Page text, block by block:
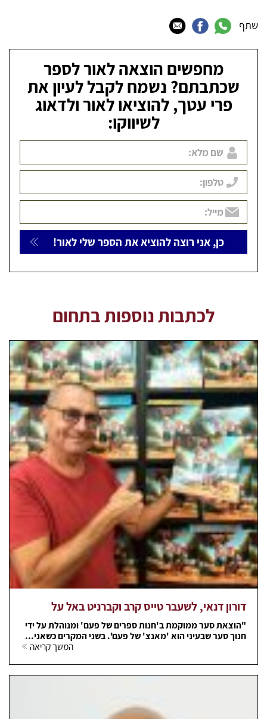
שתף
מחפשים הוצאה לאור לספר
שכתבתם? נשמח לקבל לעיון את
פרי עטך, להוציאו לאור ולדאוג
לשיווקו:
לכתבות נוספות בתחום
דורון דנאי, לשעבר טייס קרב וקברניט באל על
"הוצאת סער ממוקמת ב'חנות ספרים של פעם' ומנוהלת על ידי
חנוך סער שבעיני הוא 'מאנצ' של פעם'. בשני המקרים כשאני...
המשך קריאה